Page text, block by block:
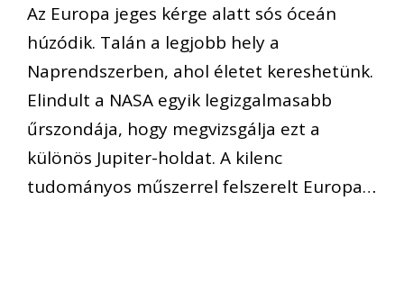
Az Europa jeges kérge alatt sós óceán
húzódik. Talán a legjobb hely a
Naprendszerben, ahol életet kereshetünk.
Elindult a NASA egyik legizgalmasabb
űrszondája, hogy megvizsgálja ezt a
különös Jupiter-holdat. A kilenc
tudományos műszerrel felszerelt Europa…